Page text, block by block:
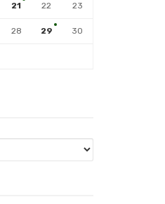
21 22 23
28 29 30